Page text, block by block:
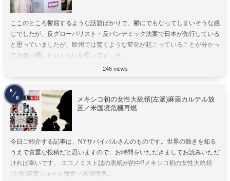
ここのところ鬱屈するような話題ばかりで、鬱にでもなってしまいそうな感
じでしたが、反グローバリスト・反パンデミック法案で日本が先行している
と思っていましたが、欧州では驚くような変化が起こっていることが分かっ
て万歳三唱したいくらいな思いです。そ...
246 views
メキシコ初の女性大統領(左派)麻薬カルテル放
置／米国境危機再燃
今日ご紹介する記事は、NYサバイバルさんのものです。世界の動きを知る
うえで貴重な投稿だと思いますので、お時間をいただきましてお読みいただ
ければ幸いです。 エコノミスト誌の表紙が的中⁉︎メキシコ初の女性大統領
(左派)麻薬カルテル放置／米国境危...
6
8